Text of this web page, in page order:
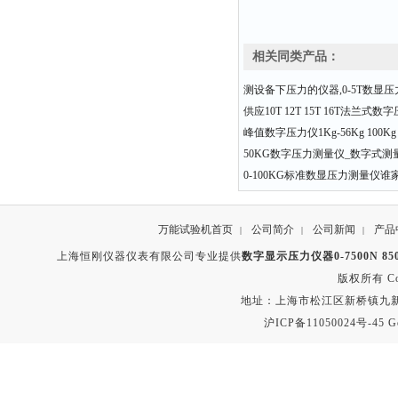
相关同类产品：
测设备下压力的仪器,0-5T数显压
供应10T 12T 15T 16T法兰式数字
峰值数字压力仪1Kg-56Kg 100Kg
50KG数字压力测量仪_数字式测
0-100KG标准数显压力测量仪谁
万能试验机首页 | 公司简介 | 公司新闻 | 产品
上海恒刚仪器仪表有限公司专业提供数字显示压力仪器0-7500N
版权所有
地址：上海市松江区新桥镇九
沪ICP备11050024号-45